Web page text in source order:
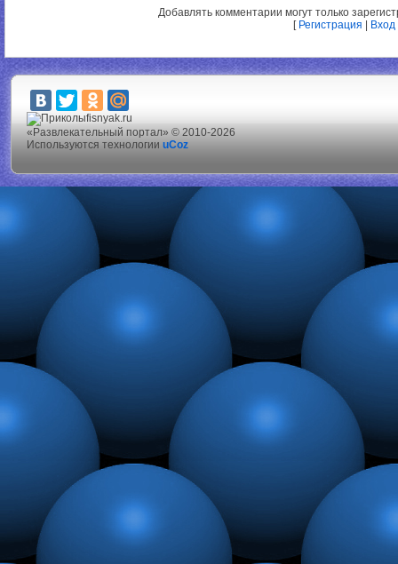
Добавлять комментарии могут только
[ Регистрация Вход
fisnyak.ru
«Развлекательный портал» © 2010-2026
Используются технологии uCoz